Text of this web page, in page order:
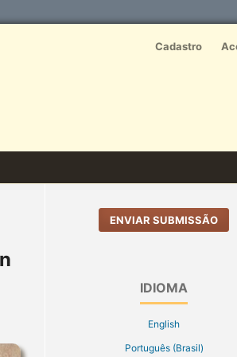
Cadastro
ENVIAR SUBMISSÃO
IDIOMA
English
Português (Brasil)